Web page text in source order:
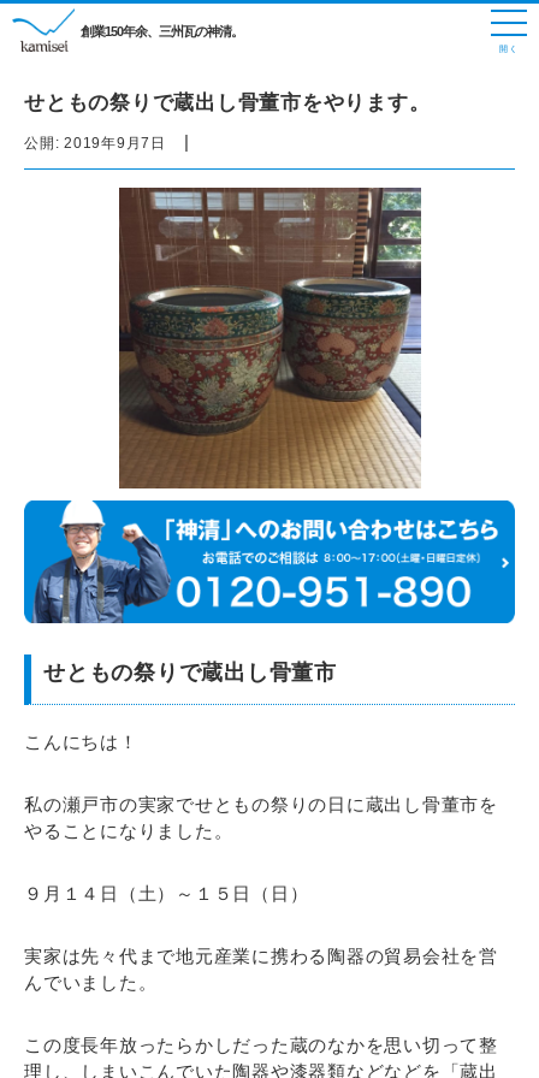
創業150年余、三州瓦の神清。
せともの祭りで蔵出し骨董市をやります。
公開: 2019年9月7日 |
せともの祭りで蔵出し骨董市
こんにちは！
私の瀬戸市の実家でせともの祭りの日に蔵出し骨董市を
やることになりました。
９月１４日（土）～１５日（日）
実家は先々代まで地元産業に携わる陶器の貿易会社を営
んでいました。
この度長年放ったらかしだった蔵のなかを思い切って整
理し、しまいこんでいた陶器や漆器類などなどを「蔵出